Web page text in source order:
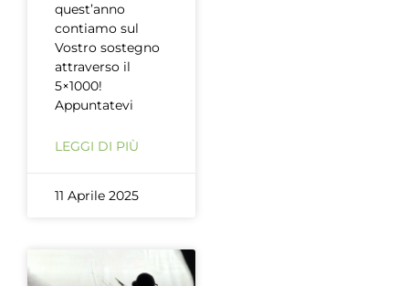
quest’anno
contiamo sul
Vostro sostegno
attraverso il
5×1000!
Appuntatevi
LEGGI DI PIÙ
11 Aprile 2025